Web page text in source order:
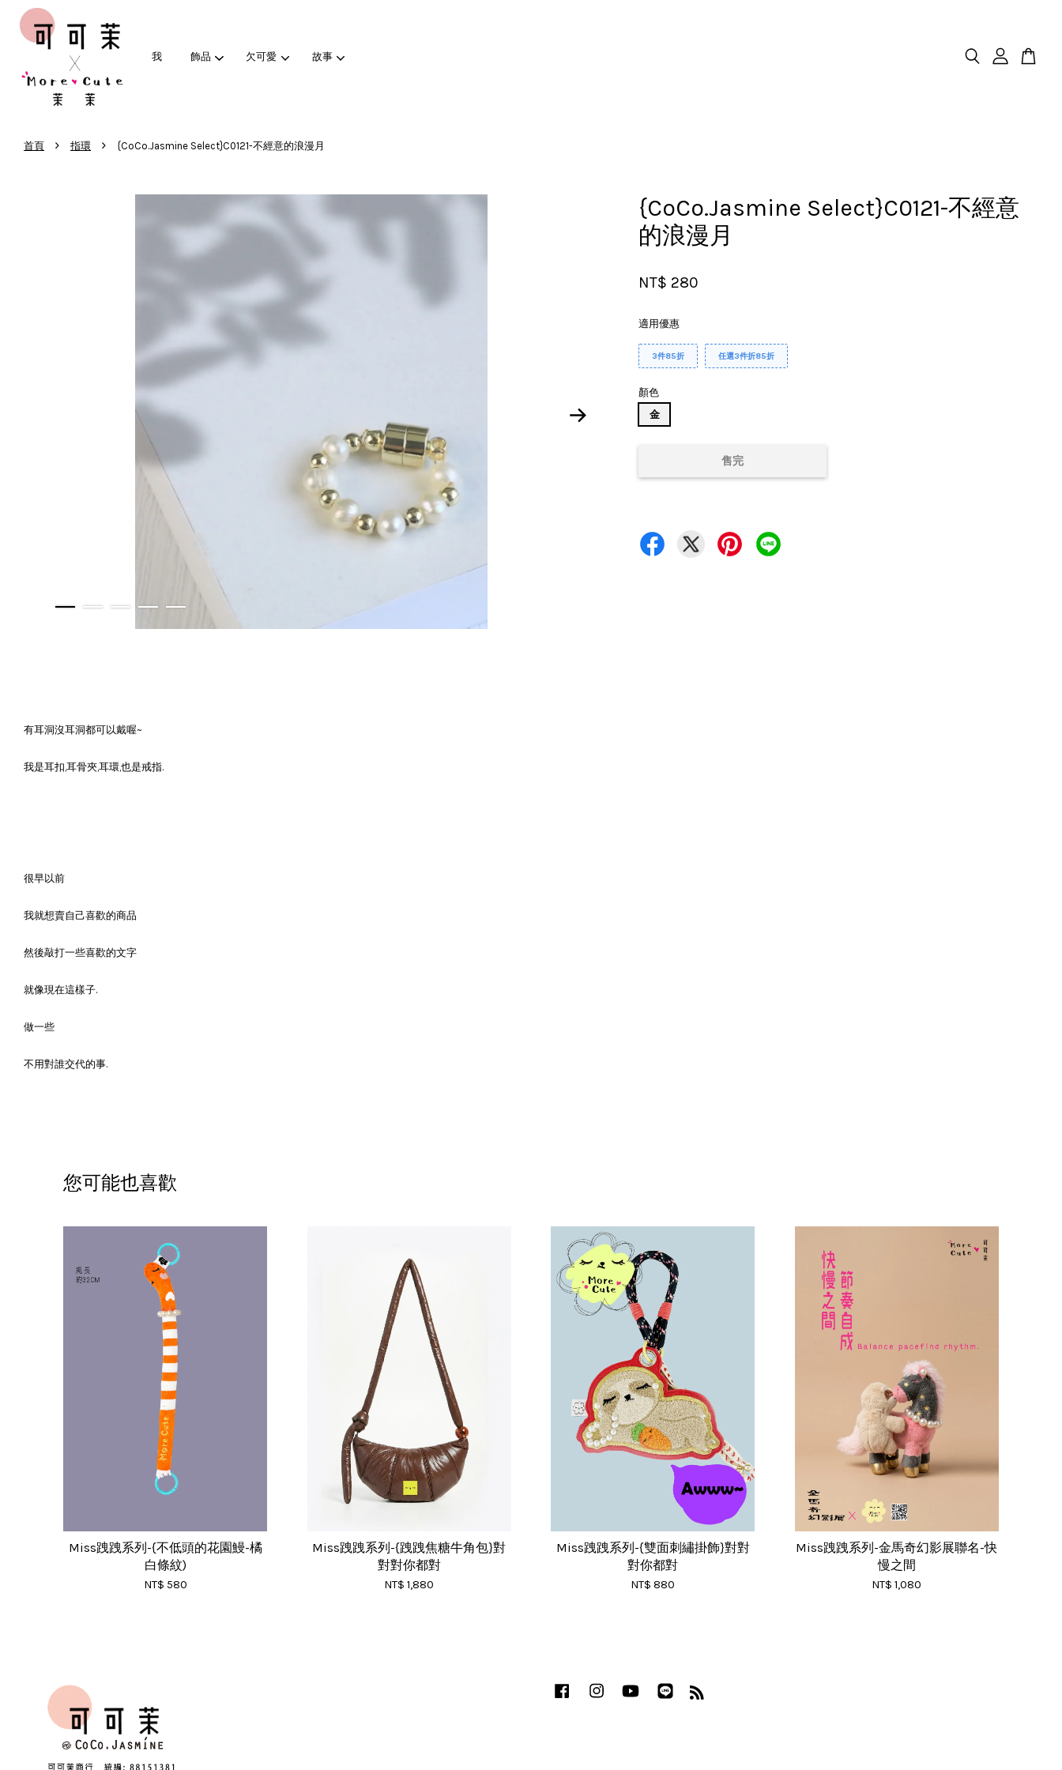
我 飾品 欠可愛 故事
首頁 › 指環 › {CoCo.Jasmine Select}C0121-不經意的浪漫月
{CoCo.Jasmine Select}C0121-不經意
的浪漫月
NT$ 280
適用優惠
3件85折 任選3件折85折
顏色
金
售完
有耳洞沒耳洞都可以戴喔~
我是耳扣,耳骨夾,耳環,也是戒指.
很早以前
我就想賣自己喜歡的商品
然後敲打一些喜歡的文字
就像現在這樣子.
做一些
不用對誰交代的事.
您可能也喜歡
Miss跩跩系列-{不低頭的花園鰻-橘
白條紋)
NT$ 580
Miss跩跩系列-{跩跩焦糖牛角包}對
對對你都對
NT$ 1,880
Miss跩跩系列-{雙面刺繡掛飾}對對
對你都對
NT$ 880
Miss跩跩系列-金馬奇幻影展聯名-快
慢之間
NT$ 1,080
Facebook InstagramYouTube Line